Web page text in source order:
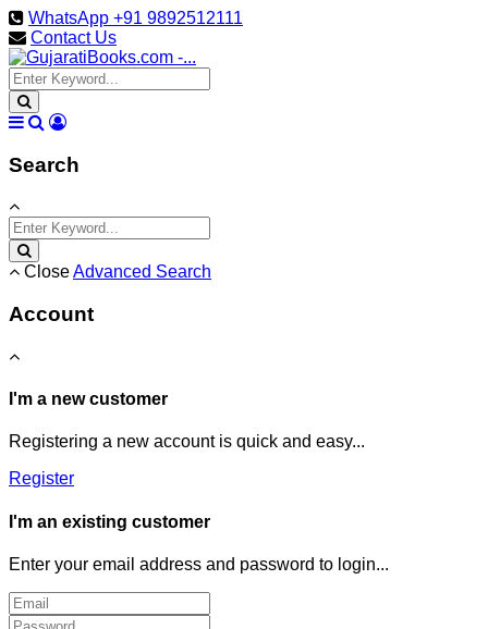
WhatsApp +91 9892512111
Contact Us
Search
CloseAdvanced Search
Account
I'm a new customer
Registering a new account is quick and easy...
Register
I'm an existing customer
Enter your email address and password to login...